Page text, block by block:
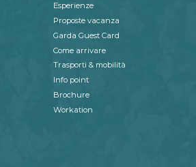
Esperienze
Proposte vacanza
Garda Guest Card
Come arrivare
Trasporti & mobilità
Info point
Brochure
Workation